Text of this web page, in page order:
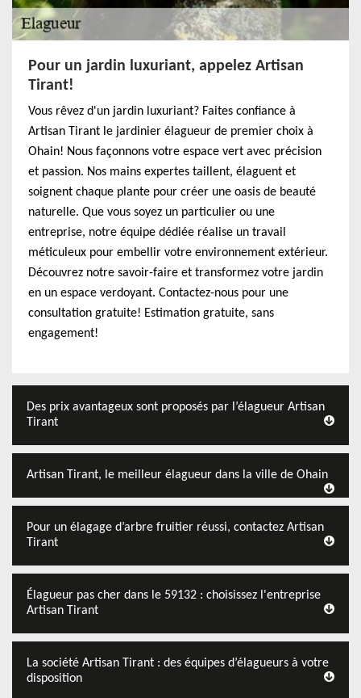
Pour un jardin luxuriant, appelez Artisan
Tirant!
Vous rêvez d'un jardin luxuriant? Faites confiance à
Artisan Tirant le jardinier élagueur de premier choix à
Ohain! Nous façonnons votre espace vert avec précision
et passion. Nos mains expertes taillent, élaguent et
soignent chaque plante pour créer une oasis de beauté
naturelle. Que vous soyez un particulier ou une
entreprise, notre équipe dédiée réalise un travail
méticuleux pour embellir votre environnement extérieur.
Découvrez notre savoir-faire et transformez votre jardin
en un espace verdoyant. Contactez-nous pour une
consultation gratuite! Estimation gratuite, sans
engagement!
Des prix avantageux sont proposés par l’élagueur Artisan
Tirant
Artisan Tirant, le meilleur élagueur dans la ville de Ohain
Pour un élagage d’arbre fruitier réussi, contactez Artisan
Tirant
Élagueur pas cher dans le 59132 : choisissez l'entreprise
Artisan Tirant
La société Artisan Tirant : des équipes d’élagueurs à votre
disposition